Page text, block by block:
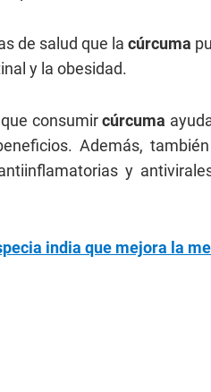
de salud que la cúrcuma
y la obesidad.
consumircúrcuma
Además,
y
india que mejora la